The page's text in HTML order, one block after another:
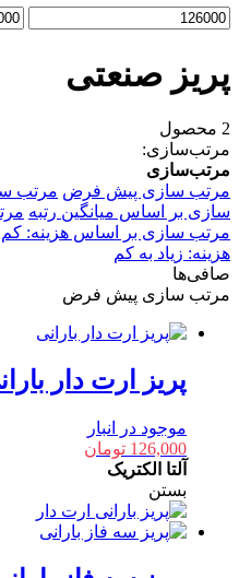
حداقل
پریز صنعتی
2 محصول
مرتب‌سازی:
مرتب‌سازی
مرتب سازی پیش فرض مرتب
سازی بر اساس میانگین رتبه
مرتب سازی بر اساس هزینه: کم
هزینه: زیاد به کم
صافی‌ها
مرتب سازی پیش فرض
پریز ارت دار
موجود در انبار
126,000 تومان
آلتا الکتریک
بستن